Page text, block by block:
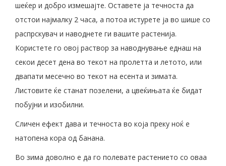
шеќер и добро измешајте. Оставете ја течноста да
отстои најмалку 2 часа, а потоа истурете ја во шише со
распрскувач и наводнете ги вашите растенија.
Користете го овој раствор за наводнување еднаш на
секои десет дена во текот на пролетта и летото, или
двапати месечно во текот на есента и зимата.
Листовите ќе станат позелени, а цвеќињата ќе бидат
побујни и изобилни.
Сличен ефект дава и течноста во која преку ноќ е
натопена кора од банана.
Во зима доволно е да го полевате растението со оваа